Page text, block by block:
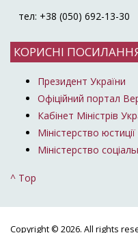
тел: +38 (050) 692-13-30
КОРИСНІ
Президент України
Офіційний портал
Кабінет Міністрів
Міністерство
Міністерство
^ Top
Copyright © 2026. All rights